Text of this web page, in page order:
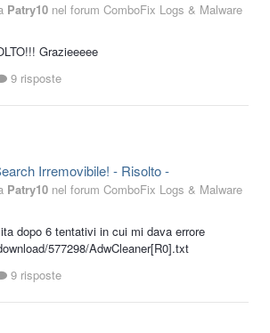
Patry10 nel forum ComboFix Logs & Malware
Grazieeeee
9 risposte
Irremovibile! - Risolto -
Patry10 nel forum ComboFix Logs & Malware
dopo 6 tentativi in cui mi dava errore
577298/AdwCleaner[R0].txt
9 risposte